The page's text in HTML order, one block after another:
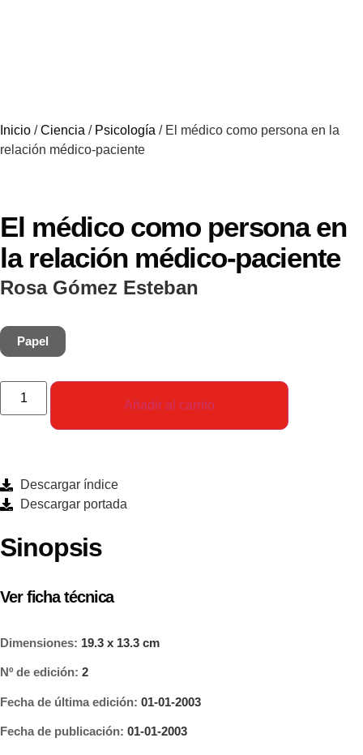
Inicio /Ciencia / Psicología / El médico como persona en la
relación médico-paciente
El médico como persona en
la relación médico-paciente
Rosa Gómez Esteban
Papel
Añadir al carrito
Descargar índice
Descargar portada
Sinopsis
Ver ficha técnica
Dimensiones: 19.3 x 13.3 cm
Nº de edición: 2
Fecha de última edición: 01-01-2003
Fecha de publicación: 01-01-2003